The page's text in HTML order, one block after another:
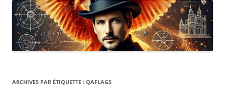
ARCHIVES PAR ÉTIQUETTE : QAFLAGS